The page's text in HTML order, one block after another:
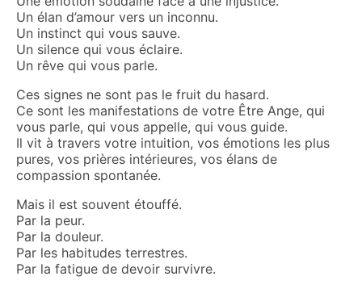
Un élan d’amour vers un inconnu.
Un instinct qui vous sauve.
Un silence qui vous éclaire.
Un rêve qui vous parle.
Ces signes ne sont pas le fruit du hasard.
Ce sont les manifestations de votre Être Ange, qui
vous parle, qui vous appelle, qui vous guide.
Il vit à travers votre intuition, vos émotions les plus
pures, vos prières intérieures, vos élans de
compassion spontanée.
Mais il est souvent étouffé.
Par la peur.
Par la douleur.
Par les habitudes terrestres.
Par la fatigue de devoir survivre.